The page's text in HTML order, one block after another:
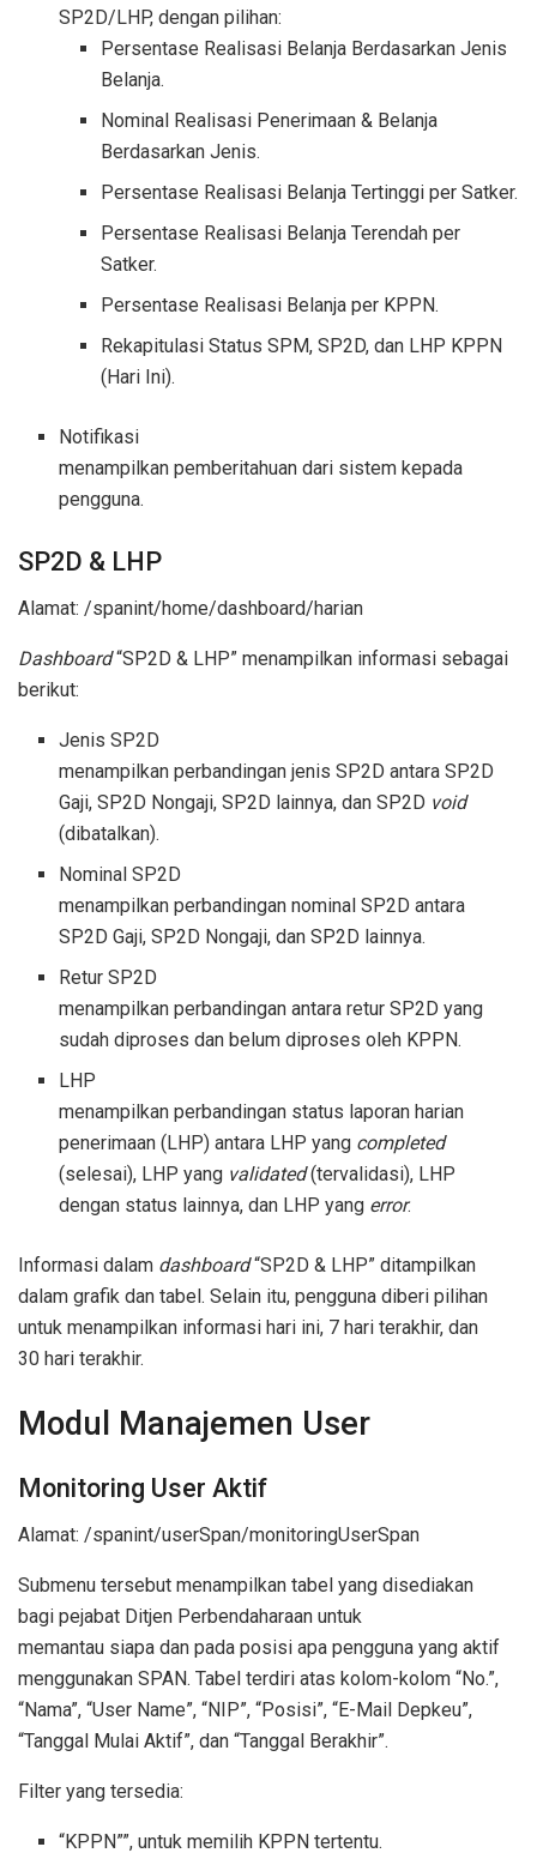
SP2D/LHP, dengan pilihan:
Persentase Realisasi Belanja Berdasarkan Jenis
Belanja.
Nominal Realisasi Penerimaan & Belanja
Berdasarkan Jenis.
Persentase Realisasi Belanja Tertinggi per Satker.
Persentase Realisasi Belanja Terendah per
Satker.
Persentase Realisasi Belanja per KPPN.
Rekapitulasi Status SPM, SP2D, dan LHP KPPN
(Hari Ini).
Notifikasi
menampilkan pemberitahuan dari sistem kepada
pengguna.
SP2D & LHP
Alamat: /spanint/home/dashboard/harian
Dashboard“SP2D & LHP” menampilkan informasi sebagai
berikut:
Jenis SP2D
menampilkan perbandingan jenis SP2D antara SP2D
Gaji, SP2D Nongaji, SP2D lainnya, dan SP2D void
(dibatalkan).
Nominal SP2D
menampilkan perbandingan nominal SP2D antara
SP2D Gaji, SP2D Nongaji, dan SP2D lainnya.
Retur SP2D
menampilkan perbandingan antara retur SP2D yang
sudah diproses dan belum diproses oleh KPPN.
LHP
menampilkan perbandingan status laporan harian
penerimaan (LHP) antara LHP yang completed
(selesai), LHP yang validated(tervalidasi), LHP
dengan status lainnya, dan LHP yang error.
Informasi dalam dashboard“SP2D & LHP” ditampilkan
dalam grafik dan tabel. Selain itu, pengguna diberi pilihan
untuk menampilkan informasi hari ini, 7 hari terakhir, dan
30 hari terakhir.
Modul Manajemen User
Monitoring User Aktif
Alamat: /spanint/userSpan/monitoringUserSpan
Submenu tersebut menampilkan tabel yang disediakan
bagi pejabat Ditjen Perbendaharaan untuk
memantau siapa dan pada posisi apa pengguna yang aktif
menggunakan SPAN. Tabel terdiri atas kolom-kolom “No.”,
“Nama”, “User Name”, “NIP”, “Posisi”, “E-Mail Depkeu”,
“Tanggal Mulai Aktif”, dan “Tanggal Berakhir”.
Filter yang tersedia:
“KPPN””, untuk memilih KPPN tertentu.